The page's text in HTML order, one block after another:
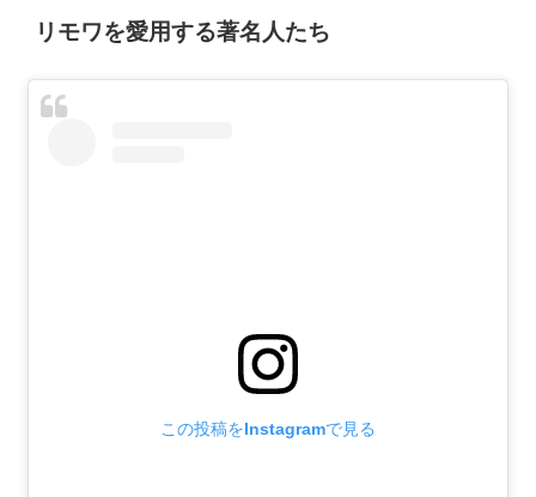
リモワを愛用する著名人たち
この投稿をInstagramで見る